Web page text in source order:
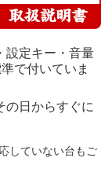
設定キー・音量
で付いていま
の日からすぐに
していない台もご